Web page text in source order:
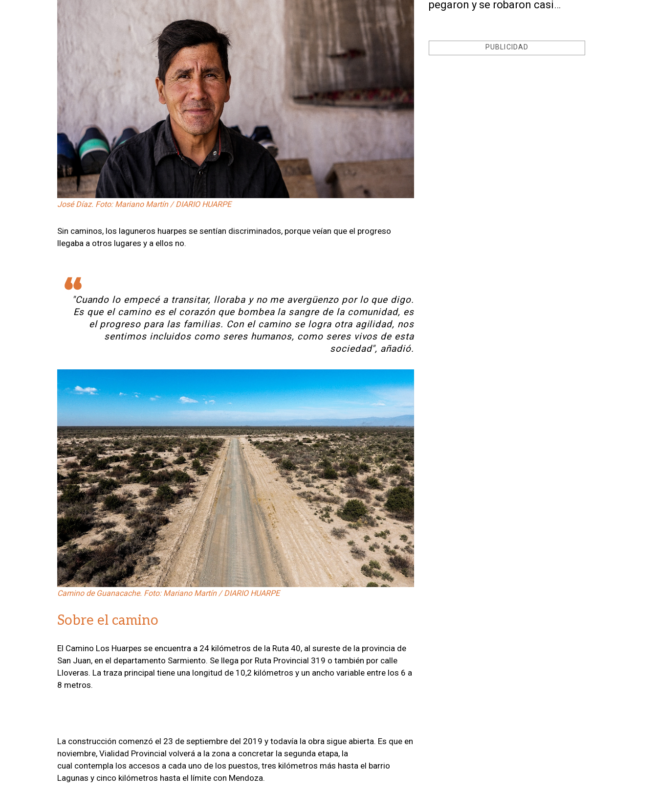
José Díaz. Foto: Mariano Martín / DIARIO HUARPE
Sin caminos, los laguneros huarpes se sentían discriminados, porque veían que el progreso
llegaba a otros lugares y a ellos no.
"Cuando lo empecé a transitar, lloraba y no me avergüenzo por lo que digo.
Es que el camino es el corazón que bombea la sangre de la comunidad, es
el progreso para las familias. Con el camino se logra otra agilidad, nos
sentimos incluidos como seres humanos, como seres vivos de esta
sociedad", añadió.
Camino de Guanacache. Foto: Mariano Martín / DIARIO HUARPE
Sobre el camino
El Camino Los Huarpes se encuentra a 24 kilómetros de la Ruta 40, al sureste de la provincia de
San Juan, en el departamento Sarmiento. Se llega por Ruta Provincial 319 o también por calle
Lloveras. La traza principal tiene una longitud de 10,2 kilómetros y un ancho variable entre los 6 a
8 metros.
La construcción comenzó el 23 de septiembre del 2019 y todavía la obra sigue abierta. Es que en
noviembre, Vialidad Provincial volverá a la zona a concretar la segunda etapa, la
cual contempla los accesos a cada uno de los puestos, tres kilómetros más hasta el barrio
Lagunas y cinco kilómetros hasta el límite con Mendoza.
pegaron y se robaron casi
PUBLICIDAD